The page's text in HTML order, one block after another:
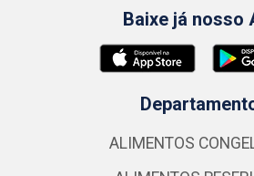
Baixe já nosso
ALIMENTOS